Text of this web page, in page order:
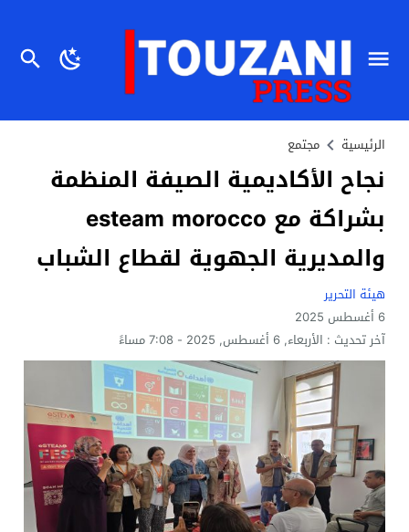
الرئيسية مجتمع
نجاح الأكاديمية الصيفة المنظمة
بشراكة مع esteam morocco
والمديرية الجهوية لقطاع الشباب
هيئة التحرير
6 أغسطس 2025
آخر تحديث : الأربعاء, 6 أغسطس, 2025 - 7:08 مساءً